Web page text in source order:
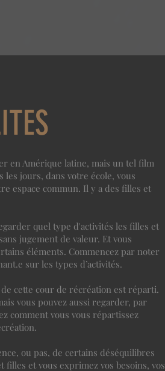
en Amérique latine, mais un tel film
les jours, dans votre école, vous
espace commun. Il y a des filles et
quel type d'activités les filles et
jugement de valeur. Et vous
éléments. Commencez par noter
sur les types d’activités.
cette cour de récréation est réparti.
vous pouvez aussi regarder, par
comment vous vous répartissez
ou pas, de certains déséquilibres
filles et vous exprimez vos besoins, vos